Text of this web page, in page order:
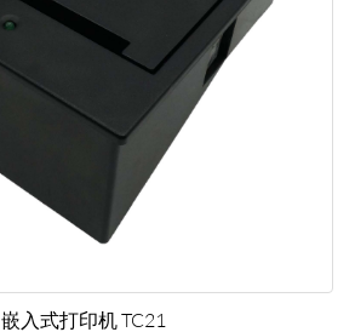
嵌入式打印机 TC21